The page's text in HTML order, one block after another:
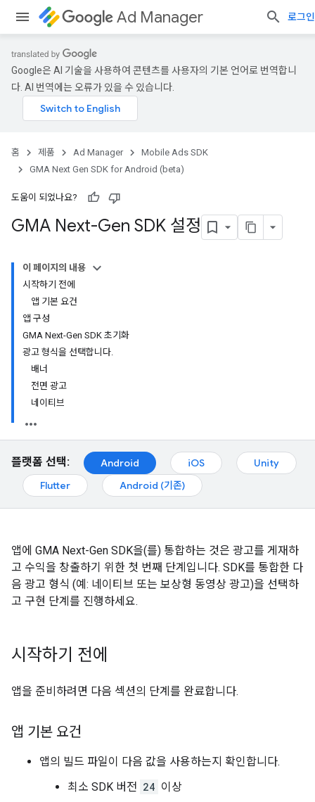
Ad Manager 로그인
Google은 AI 기술을 사용하여 콘텐츠를 사용자의 기본 언어로 번역합니
다. AI 번역에는 오류가 있을 수 있습니다.
홈 제품 Ad Manager
Mobile Ads SDK
GMA Next Gen SDK for Android (beta)
도움이 되었나요?
GMA Next-Gen SDK 설정
이 페이지의 내용
시작하기 전에
앱 기본 요건
앱 구성
GMA Next-Gen SDK 초기화
광고 형식을 선택합니다.
배너
전면 광고
네이티브
플랫폼 선택: Android iOS
Unity
Flutter
Android (기존)
앱에 GMA Next-Gen SDK을(를) 통합하는 것은 광고를 게재하
고 수익을 창출하기 위한 첫 번째 단계입니다. SDK를 통합한 다
음 광고 형식 (예: 네이티브 또는 보상형 동영상 광고)을 선택하
고 구현 단계를 진행하세요.
시작하기 전에
앱을 준비하려면 다음 섹션의 단계를 완료합니다.
앱 기본 요건
앱의 빌드 파일이 다음 값을 사용하는지 확인합니다.
최소 SDK 버전 24 이상